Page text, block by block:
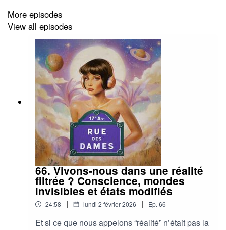
meilleures au monde et je comprends
maintenant pourquoi !Ancien village agricole
transformé en éco-retraite, Ulpotha propose une
immersion sincère : pas d’électricité dans les
hébergements, pas de wifi, un rythme dicté par le
soleil, deux pratiques de yoga par jour et une
intégration réelle à la communauté locale. Ici, la
déconnexion n’est pas un argument marketing,
mais un mode de vie où la vie est simple et les
connexions sont fortes. Je te raconte mon
experience.
More episodes
View all episodes
66. Vivons-nous dans une réalité
filtrée ? Conscience, mondes
invisibles et états modifiés
24:58 | lundi 2 février 2026 | Ep. 66
Et si ce que nous appelons “réalité” n’était pas la